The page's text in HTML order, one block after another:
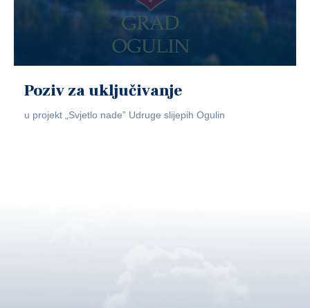
Poziv za uključivanje
u projekt „Svjetlo nade” Udruge slijepih Ogulin